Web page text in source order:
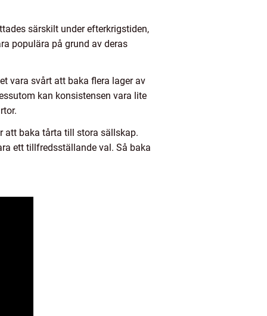
särskilt under efterkrigstiden,
populära på grund av deras
vara svårt att baka flera lager av
kan konsistensen vara lite
att baka tårta till stora sällskap.
ett tillfredsställande val. Så baka